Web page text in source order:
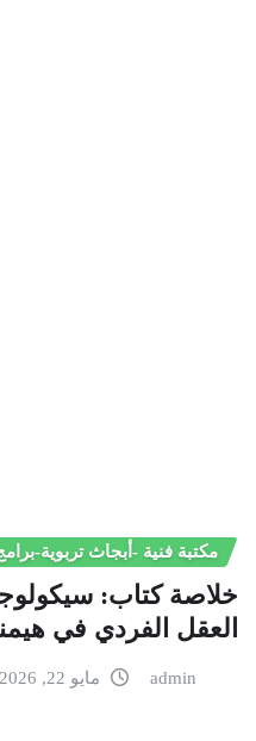
مكتبة فنية -أبجاث تربوية-
خلاصة كتاب:
العقل الفردي في
admin مايو 22, 2026